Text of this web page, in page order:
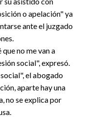
o apelación" ya
ante el juzgado
no me van a
social", expresó.
el abogado
aparte hay una
no se explica por